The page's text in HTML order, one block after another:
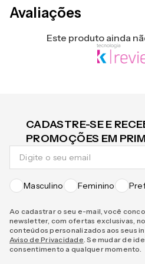
Avaliações
Este produto ainda
CADASTRE-SE E
PROMOÇÕES EM
Masculino Feminino
Ao cadastrar o seu e-mail, você
newsletter, com ofertas exclusivas,
conteúdos personalizados aos seus
Aviso de Privacidade . Se mudar de
consentimento a qualquer momento.